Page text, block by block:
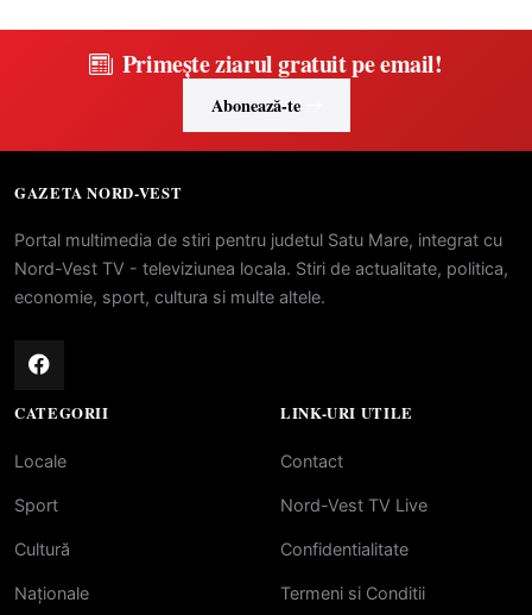
Primește ziarul gratuit pe email!
Abonează-te
GAZETA NORD-VEST
Portal multimedia de stiri pentru judetul Satu Mare, integrat cu
Nord-Vest TV - televiziunea locala. Stiri de actualitate, politica,
economie, sport, cultura si multe altele.
CATEGORII
Locale
Sport
Cultură
Naționale
LINK-URI UTILE
Contact
Nord-Vest TV Live
Confidentialitate
Termeni si Conditii